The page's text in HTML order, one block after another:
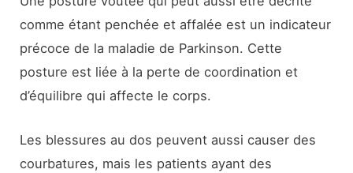
comme étant penchée et affalée est un indicateur
précoce de la maladie de Parkinson. Cette
posture est liée à la perte de coordination et
d’équilibre qui affecte le corps.
Les blessures au dos peuvent aussi causer des
courbatures, mais les patients ayant des